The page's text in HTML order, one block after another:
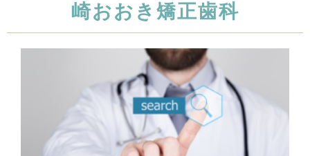
崎おおき矯正歯科